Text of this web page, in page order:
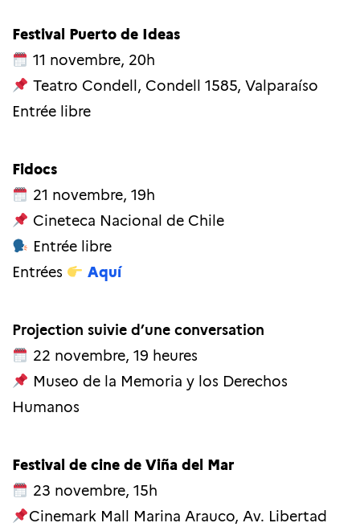
Festival Puerto de Ideas
11 novembre, 20h
Teatro Condell, Condell 1585, Valparaíso
Entrée libre
Fidocs
21 novembre, 19h
Cineteca Nacional de Chile
Entrée libre
Entrées
Aquí
Projection suivie d’une conversation
22 novembre, 19 heures
Museo de la Memoria y los Derechos
Humanos
Festival de cine de Viña del Mar
23 novembre, 15h
Cinemark Mall Marina Arauco, Av. Libertad